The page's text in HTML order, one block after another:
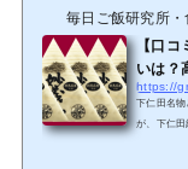
毎日ご飯研究所
【口
いは？
https://
下仁田名
が、下仁